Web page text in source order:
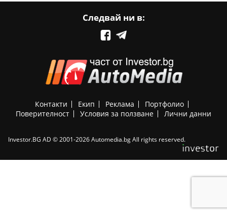
Следвай ни в:
Контакти Екип Реклама
Портфолио
Поверителност
Условия за ползване Лични данни
Investor.BG AD © 2001-2026 Automedia.bg All rights reserved.